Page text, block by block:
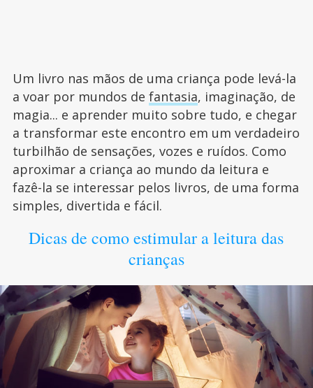
Um livro nas mãos de uma criança pode levá-la
a voar por mundos de fantasia, imaginação, de
magia... e aprender muito sobre tudo, e chegar
a transformar este encontro em um verdadeiro
turbilhão de sensações, vozes e ruídos. Como
aproximar a criança ao mundo da leitura e
fazê-la se interessar pelos livros, de uma forma
simples, divertida e fácil.
Dicas de como estimular a leitura das
crianças